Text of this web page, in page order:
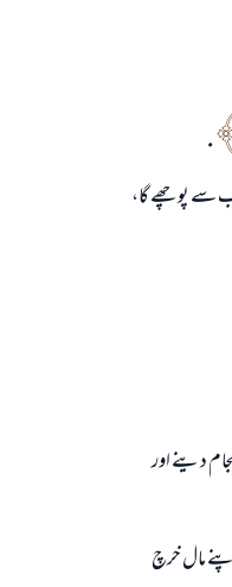
.
سب سے پوچھے گا،
دينے اور
مال خرچ